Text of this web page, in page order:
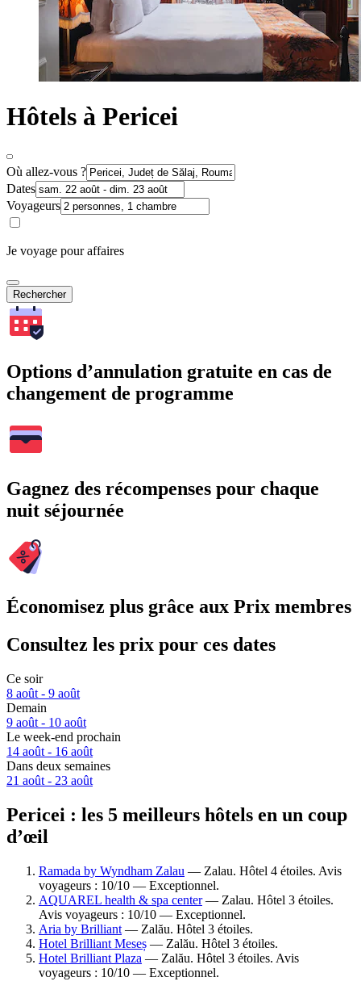
Hôtels à Pericei
Où allez-vous ?
Dates
Voyageurs
Je voyage pour affaires
Rechercher
Options d’annulation gratuite en cas de
changement de programme
Gagnez des récompenses pour chaque
nuit séjournée
Économisez plus grâce aux Prix membres
Consultez les prix pour ces dates
Ce soir
8 août - 9 août
Demain
9 août - 10 août
Le week-end prochain
14 août - 16 août
Dans deux semaines
21 août - 23 août
Pericei : les 5 meilleurs hôtels en un coup
d’œil
Ramada by Wyndham Zalau — Zalau. Hôtel 4 étoiles. Avis
voyageurs : 10/10 — Exceptionnel.
AQUAREL health & spa center— Zalau. Hôtel 3 étoiles.
Avis voyageurs : 10/10 — Exceptionnel.
Aria by Brilliant — Zalău. Hôtel 3 étoiles.
Hotel Brilliant Meseș — Zalău. Hôtel 3 étoiles.
Hotel Brilliant Plaza — Zalău. Hôtel 3 étoiles. Avis
voyageurs : 10/10 — Exceptionnel.